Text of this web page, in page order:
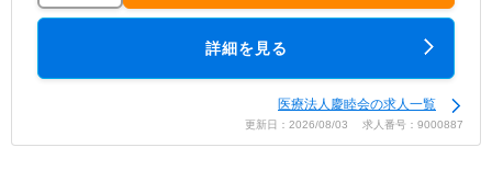
詳細を見る
医療法人慶睦会の求人一覧
更新日：2026/08/03 求人番号：9000887